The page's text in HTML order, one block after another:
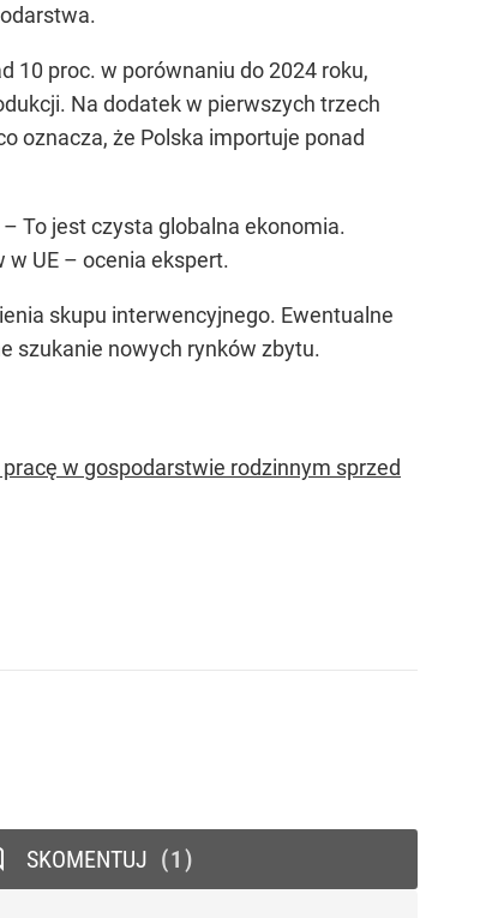
10 proc. w porównaniu do 2024 roku,
Na dodatek w pierwszych trzech
oznacza, że Polska importuje ponad
– To jest czysta globalna ekonomia.
w UE – ocenia ekspert.
skupu interwencyjnego. Ewentualne
szukanie nowych rynków zbytu.
w gospodarstwie rodzinnym sprzed
SKOMENTUJ 1